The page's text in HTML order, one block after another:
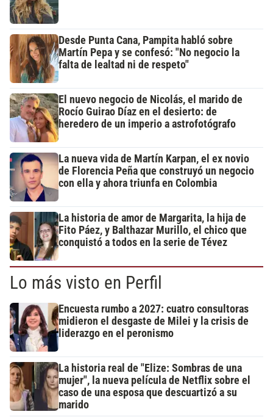
Desde Punta Cana, Pampita habló sobre
Martín Pepa y se confesó: "No negocio la
falta de lealtad ni de respeto"
El nuevo negocio de Nicolás, el marido de
Rocío Guirao Díaz en el desierto: de
heredero de un imperio a astrofotógrafo
La nueva vida de Martín Karpan, el ex novio
de Florencia Peña que construyó un negocio
con ella y ahora triunfa en Colombia
La historia de amor de Margarita, la hija de
Fito Páez, y Balthazar Murillo, el chico que
conquistó a todos en la serie de Tévez
Lo más visto en Perfil
Encuesta rumbo a 2027: cuatro consultoras
midieron el desgaste de Milei y la crisis de
liderazgo en el peronismo
La historia real de "Elize: Sombras de una
mujer", la nueva película de Netflix sobre el
caso de una esposa que descuartizó a su
marido